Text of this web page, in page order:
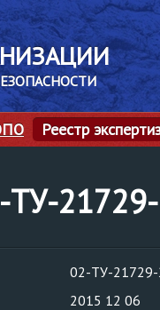
Реестр
ТУ-
02-ТУ-
2015 12 06